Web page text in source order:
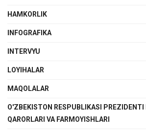
HAMKORLIK
INFOGRAFIKA
INTERVYU
LOYIHALAR
MAQOLALAR
O'ZBEKISTON RESPUBLIKASI PREZIDENTI
QARORLARI VA FARMOYISHLARI